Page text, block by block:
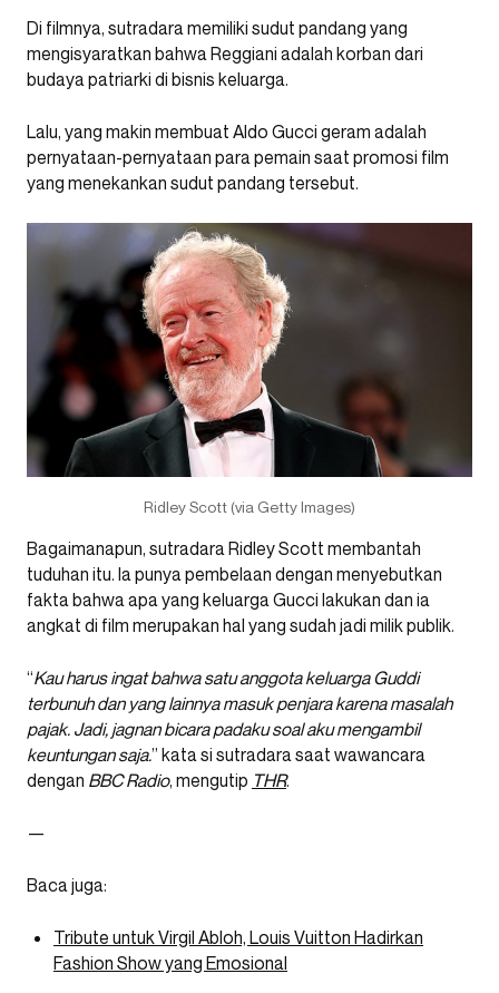
Di filmnya, sutradara memiliki sudut pandang yang
mengisyaratkan bahwa Reggiani adalah korban dari
budaya patriarki di bisnis keluarga.
Lalu, yang makin membuat Aldo Gucci geram adalah
pernyataan-pernyataan para pemain saat promosi film
yang menekankan sudut pandang tersebut.
Ridley Scott (via Getty Images)
Bagaimanapun, sutradara Ridley Scott membantah
tuduhan itu. Ia punya pembelaan dengan menyebutkan
fakta bahwa apa yang keluarga Gucci lakukan dan ia
angkat di film merupakan hal yang sudah jadi milik publik.
“Kau harus ingat bahwa satu anggota keluarga Guddi
terbunuh dan yang lainnya masuk penjara karena masalah
pajak. Jadi, jagnan bicara padaku soal aku mengambil
keuntungan saja.” kata si sutradara saat wawancara
dengan BBC Radio, mengutip THR.
—
Baca juga:
Tribute untuk Virgil Abloh, Louis Vuitton Hadirkan
Fashion Show yang Emosional